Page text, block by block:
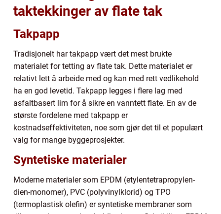
taktekkinger av flate tak
Takpapp
Tradisjonelt har takpapp vært det mest brukte
materialet for tetting av flate tak. Dette materialet er
relativt lett å arbeide med og kan med rett vedlikehold
ha en god levetid. Takpapp legges i flere lag med
asfaltbasert lim for å sikre en vanntett flate. En av de
største fordelene med takpapp er
kostnadseffektiviteten, noe som gjør det til et populært
valg for mange byggeprosjekter.
Syntetiske materialer
Moderne materialer som EPDM (etylentetrapropylen-
dien-monomer), PVC (polyvinylklorid) og TPO
(termoplastisk olefin) er syntetiske membraner som